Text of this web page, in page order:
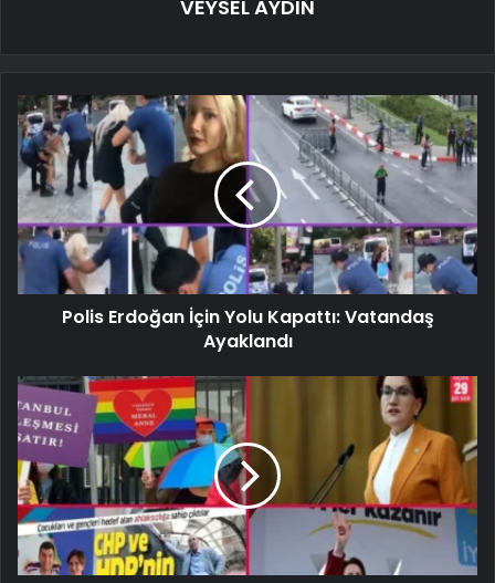
VEYSEL AYDIN
Polis Erdoğan İçin Yolu Kapattı: Vatandaş
Ayaklandı